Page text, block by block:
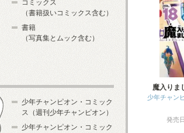
魔入りま
少年チャン
発売
コミックス
（書籍扱いコミックス含む）
書籍
（写真集とムック含む）
少年チャンピオン・コミック
ス（週刊少年チャンピオン）
少年チャンピオン・コミック